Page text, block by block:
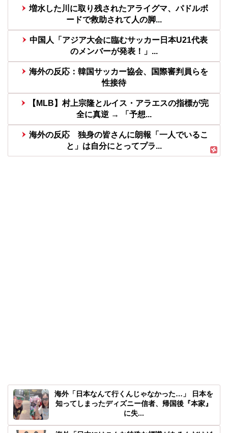
増水した川に取り残されたアライグマ、パドルボ
ードで救助されて人の脚...
中国人「アジア大会に臨むサッカー日本U21代表
のメンバーが発表！」...
海外の反応：韓国サッカー協会、国際審判員らを
性接待
【MLB】村上宗隆とルイス・アラエスの指標が完
全に真逆 → 「予想...
海外の反応 独身の皆さんに朗報「一人でいるこ
と」は自分にとってプラ...
海外「日本なんて行くんじゃなかった…」 日本を
知ってしまったディズニー信者、帰国後『本家』
に失...